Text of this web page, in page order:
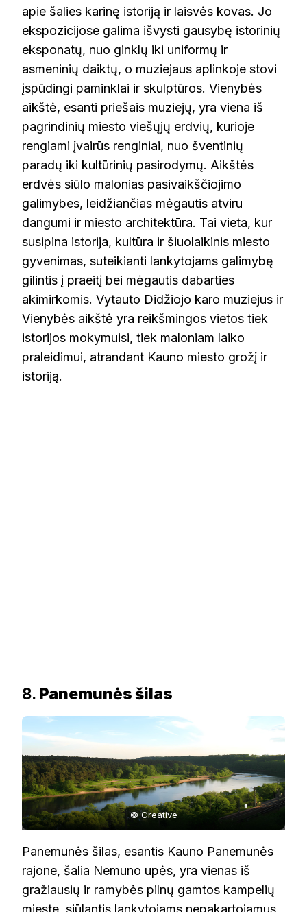
apie šalies karinę istoriją ir laisvės kovas. Jo
ekspozicijose galima išvysti gausybę istorinių
eksponatų, nuo ginklų iki uniformų ir
asmeninių daiktų, o muziejaus aplinkoje stovi
įspūdingi paminklai ir skulptūros. Vienybės
aikštė, esanti priešais muziejų, yra viena iš
pagrindinių miesto viešųjų erdvių, kurioje
rengiami įvairūs renginiai, nuo šventinių
paradų iki kultūrinių pasirodymų. Aikštės
erdvės siūlo malonias pasivaikščiojimo
galimybes, leidžiančias mėgautis atviru
dangumi ir miesto architektūra. Tai vieta, kur
susipina istorija, kultūra ir šiuolaikinis miesto
gyvenimas, suteikianti lankytojams galimybę
gilintis į praeitį bei mėgautis dabarties
akimirkomis. Vytauto Didžiojo karo muziejus ir
Vienybės aikštė yra reikšmingos vietos tiek
istorijos mokymuisi, tiek maloniam laiko
praleidimui, atrandant Kauno miesto grožį ir
istoriją.
8. Panemunės šilas
© Creative
Panemunės šilas, esantis Kauno Panemunės
rajone, šalia Nemuno upės, yra vienas iš
gražiausių ir ramybės pilnų gamtos kampelių
mieste, siūlantis lankytojams nepakartojamus